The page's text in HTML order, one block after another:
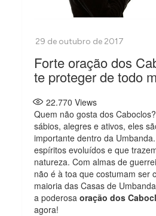
Forte oração dos
te proteger de todo
22.770 Views
Quem não gosta dos
sábios, alegres e ativos, eles
importante dentro da
espíritos evoluídos e que
natureza. Com almas de
não é à toa que costumam ser
maioria das Casas de
a poderosaoração dos
agora!